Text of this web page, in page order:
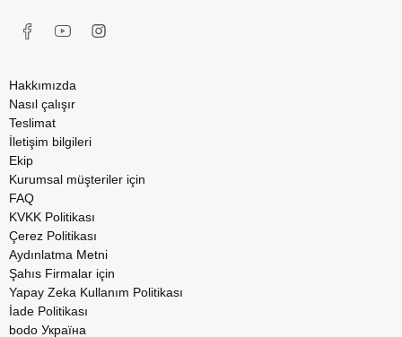
Hakkımızda
Nasıl çalışır
Teslimat
İletişim bilgileri
Ekip
Kurumsal müşteriler için
FAQ
KVKK Politikası
Çerez Politikası
Aydınlatma Metni
Şahıs Firmalar için
Yapay Zeka Kullanım Politikası
İade Politikası
bodo Україна